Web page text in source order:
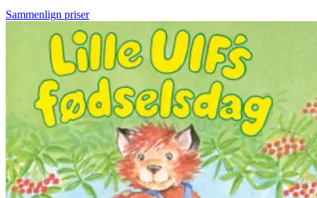
Sammenlign priser